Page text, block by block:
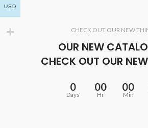
CHECK OUT OUR NEW
OUR NEW
CHECK OUT OUR
0
Days
00
Hr
00
Min
USD